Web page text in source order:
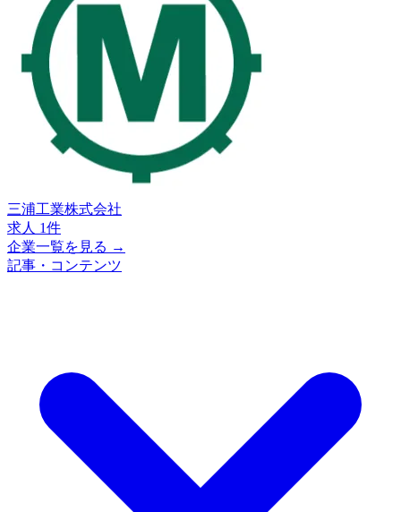
三浦工業株式会社
求人 1件
企業一覧を見る →
記事・コンテンツ